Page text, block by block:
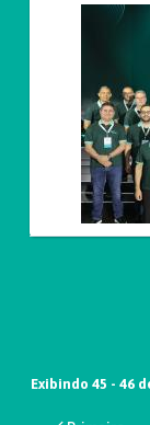
Exibindo 45 - 46